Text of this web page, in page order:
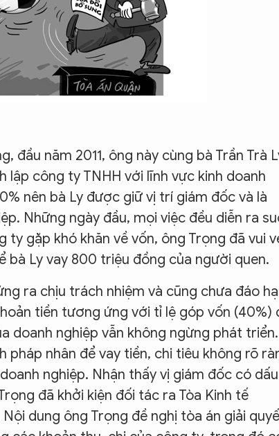
đầu năm 2011, ông này cùng bà Trần Trà
lập công ty TNHH với lĩnh vực kinh doanh
nên bà Ly được giữ vị trí giám đốc và là
Những ngày đầu, mọi việc đều diễn ra
ty gặp khó khăn về vốn, ông Trọng đã vui
bà Ly vay 800 triệu đồng của người quen.
ra chịu trách nhiệm và cũng chưa đáo
tiền tương ứng với tỉ lệ góp vốn (40%)
doanh nghiệp vẫn không ngừng phát triển.
nhân để vay tiền, chi tiêu không rõ
nghiệp. Nhận thấy vị giám đốc có dấu
đã khởi kiện đối tác ra Tòa Kinh tế
dung ông Trọng đề nghị tòa án giải